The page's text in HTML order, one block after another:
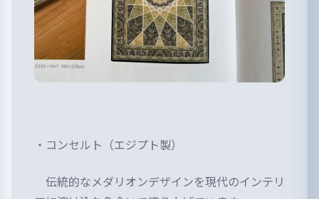
・コンセルト（エジプト製）
伝統的なメダリオンデザインを現代のインテリ